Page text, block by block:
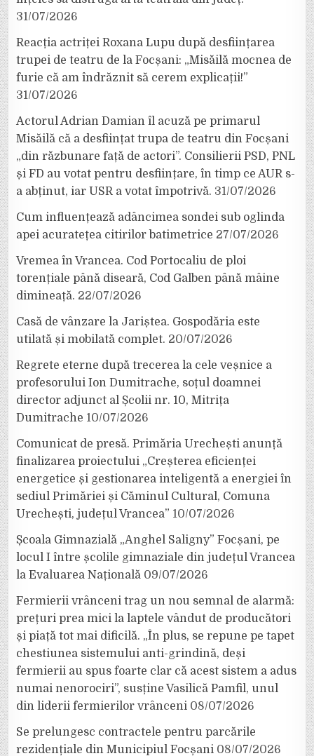
31/07/2026
Reacția actriței Roxana Lupu după desființarea
trupei de teatru de la Focșani: „Misăilă mocnea de
furie că am îndrăznit să cerem explicații!”
31/07/2026
Actorul Adrian Damian îl acuză pe primarul
Misăilă că a desființat trupa de teatru din Focșani
„din răzbunare față de actori”. Consilierii PSD, PNL
și FD au votat pentru desființare, în timp ce AUR s-
a abținut, iar USR a votat împotrivă. 31/07/2026
Cum influențează adâncimea sondei sub oglinda
apei acuratețea citirilor batimetrice 27/07/2026
Vremea în Vrancea. Cod Portocaliu de ploi
torențiale până diseară, Cod Galben până mâine
dimineață. 22/07/2026
Casă de vânzare la Jariștea. Gospodăria este
utilată și mobilată complet. 20/07/2026
Regrete eterne după trecerea la cele veșnice a
profesorului Ion Dumitrache, soțul doamnei
director adjunct al Școlii nr. 10, Mitrița
Dumitrache 10/07/2026
Comunicat de presă. Primăria Urechești anunță
finalizarea proiectului „Creșterea eficienței
energetice și gestionarea inteligentă a energiei în
sediul Primăriei și Căminul Cultural, Comuna
Urechești, județul Vrancea” 10/07/2026
Școala Gimnazială „Anghel Saligny” Focșani, pe
locul I între școlile gimnaziale din județul Vrancea
la Evaluarea Națională 09/07/2026
Fermierii vrânceni trag un nou semnal de alarmă:
prețuri prea mici la laptele vândut de producători
și piață tot mai dificilă. „În plus, se repune pe tapet
chestiunea sistemului anti-grindină, deși
fermierii au spus foarte clar că acest sistem a adus
numai nenorociri”, susține Vasilică Pamfil, unul
din liderii fermierilor vrânceni 08/07/2026
Se prelungesc contractele pentru parcările
rezidențiale din Municipiul Focșani 08/07/2026